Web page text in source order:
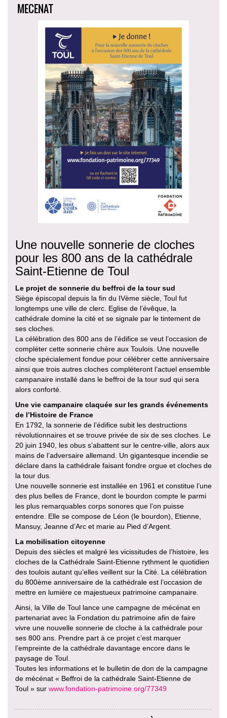
MECENAT
Une nouvelle sonnerie de cloches
pour les 800 ans de la cathédrale
Saint-Etienne de Toul
Le projet de sonnerie du beffroi de la tour sud
Siège épiscopal depuis la fin du IVème siècle, Toul fut
longtemps une ville de clerc. Eglise de l’évêque, la
cathédrale domine la cité et se signale par le tintement de
ses cloches.
La célébration des 800 ans de l’édifice se veut l’occasion de
compléter cette sonnerie chère aux Toulois. Une nouvelle
cloche spécialement fondue pour célébrer cette anniversaire
ainsi que trois autres cloches compléteront l’actuel ensemble
campanaire installé dans le beffroi de la tour sud qui sera
alors conforté.
Une vie campanaire claquée sur les grands événements
de l’Histoire de France
En 1792, la sonnerie de l’édifice subit les destructions
révolutionnaires et se trouve privée de six de ses cloches. Le
20 juin 1940, les obus s’abattent sur le centre-ville, alors aux
mains de l’adversaire allemand. Un gigantesque incendie se
déclare dans la cathédrale faisant fondre orgue et cloches de
la tour dus.
Une nouvelle sonnerie est installée en 1961 et constitue l’une
des plus belles de France, dont le bourdon compte le parmi
les plus remarquables corps sonores que l’on puisse
entendre. Elle se compose de Léon (le bourdon), Etienne,
Mansuy, Jeanne d’Arc et marie au Pied d’Argent.
La mobilisation citoyenne
Depuis des siècles et malgré les vicissitudes de l’histoire, les
cloches de la Cathédrale Saint-Etienne rythment le quotidien
des toulois autant qu’elles veillent sur la Cité. La célébration
du 800ème anniversaire de la cathédrale est l’occasion de
mettre en lumière ce majestueux patrimoine campanaire.
Ainsi, la Ville de Toul lance une campagne de mécénat en
partenariat avec la Fondation du patrimoine afin de faire
vivre une nouvelle sonnerie de cloche à la cathédrale pour
ses 800 ans. Prendre part à ce projet c’est marquer
l’empreinte de la cathédrale davantage encore dans le
paysage de Toul.
Toutes les informations et le bulletin de don de la campagne
de mécénat « Beffroi de la cathédrale Saint-Etienne de
Toul » sur www.fondation-patrimoine.org/77349